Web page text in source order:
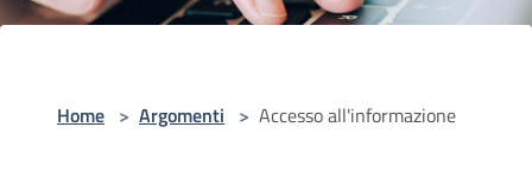
Home > Argomenti > Accesso all'informazione